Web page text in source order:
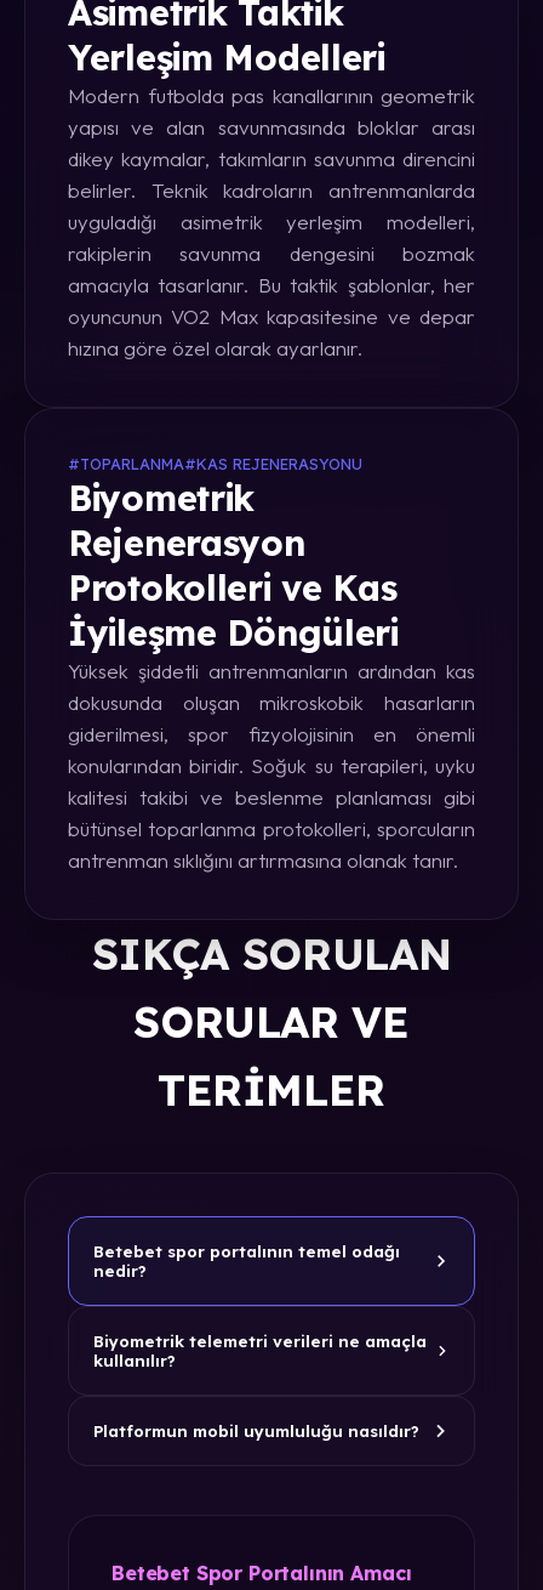
Asimetrik Taktik
Yerleşim Modelleri
Modern futbolda pas kanallarının geometrik
yapısı ve alan savunmasında bloklar arası
dikey kaymalar, takımların savunma direncini
belirler. Teknik kadroların antrenmanlarda
uyguladığı asimetrik yerleşim modelleri,
rakiplerin savunma dengesini bozmak
amacıyla tasarlanır. Bu taktik şablonlar, her
oyuncunun VO2 Max kapasitesine ve depar
hızına göre özel olarak ayarlanır.
#TOPARLANMA#KAS REJENERASYONU
Biyometrik
Rejenerasyon
Protokolleri ve Kas
İyileşme Döngüleri
Yüksek şiddetli antrenmanların ardından kas
dokusunda oluşan mikroskobik hasarların
giderilmesi, spor fizyolojisinin en önemli
konularından biridir. Soğuk su terapileri, uyku
kalitesi takibi ve beslenme planlaması gibi
bütünsel toparlanma protokolleri, sporcuların
antrenman sıklığını artırmasına olanak tanır.
SIKÇA SORULAN
SORULAR VE
TERIMLER
Betebet spor portalının temel odağı
nedir?
Biyometrik telemetri verileri ne amaçla
kullanılır?
Platformun mobil uyumluluğu nasıldır?
Betebet Spor Portalının Amacı